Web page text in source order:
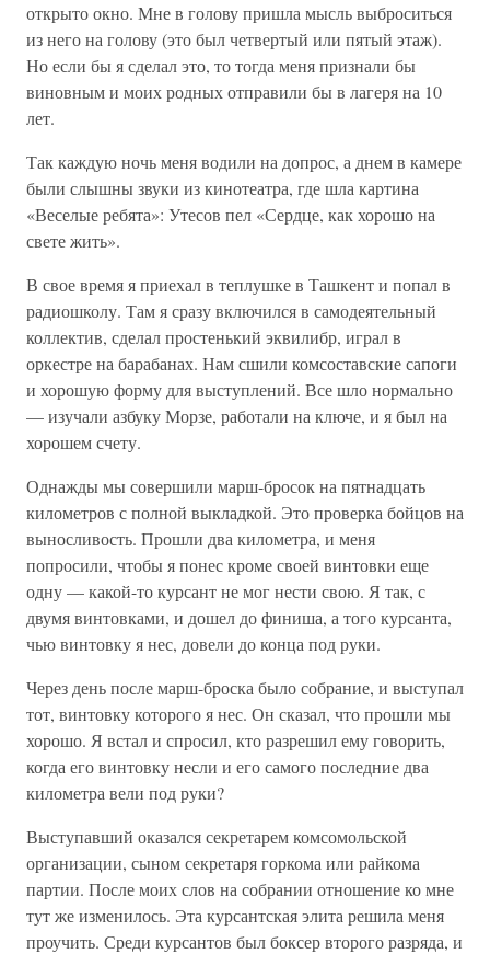
открыто окно. Мне в голову пришла мысль выброситься
из него на голову (это был четвертый или пятый этаж).
Но если бы я сделал это, то тогда меня признали бы
виновным и моих родных отправили бы в лагеря на 10
лет.
Так каждую ночь меня водили на допрос, а днем в камере
были слышны звуки из кинотеатра, где шла картина
«Веселые ребята»: Утесов пел «Сердце, как хорошо на
свете жить».
В свое время я приехал в теплушке в Ташкент и попал в
радиошколу. Там я сразу включился в самодеятельный
коллектив, сделал простенький эквилибр, играл в
оркестре на барабанах. Нам сшили комсоставские сапоги
и хорошую форму для выступлений. Все шло нормально
— изучали азбуку Морзе, работали на ключе, и я был на
хорошем счету.
Однажды мы совершили марш-бросок на пятнадцать
километров с полной выкладкой. Это проверка бойцов на
выносливость. Прошли два километра, и меня
попросили, чтобы я понес кроме своей винтовки еще
одну — какой-то курсант не мог нести свою. Я так, с
двумя винтовками, и дошел до финиша, а того курсанта,
чью винтовку я нес, довели до конца под руки.
Через день после марш-броска было собрание, и выступал
тот, винтовку которого я нес. Он сказал, что прошли мы
хорошо. Я встал и спросил, кто разрешил ему говорить,
когда его винтовку несли и его самого последние два
километра вели под руки?
Выступавший оказался секретарем комсомольской
организации, сыном секретаря горкома или райкома
партии. После моих слов на собрании отношение ко мне
тут же изменилось. Эта курсантская элита решила меня
проучить. Среди курсантов был боксер второго разряда, и